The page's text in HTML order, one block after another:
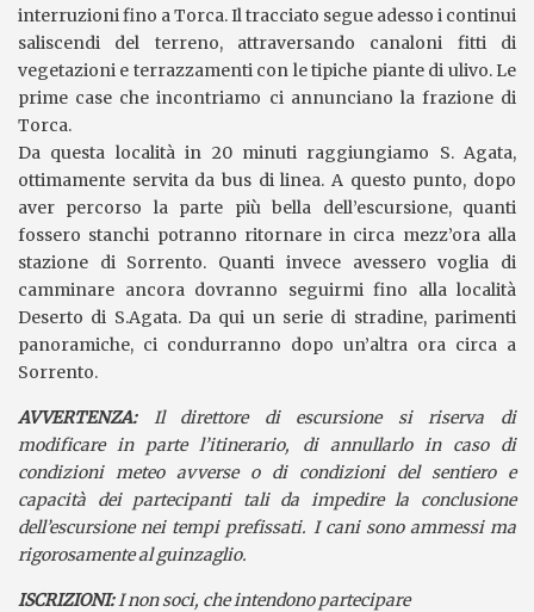
interruzioni fino a Torca. Il tracciato segue adesso i continui
saliscendi del terreno, attraversando canaloni fitti di
vegetazioni e terrazzamenti con le tipiche piante di ulivo. Le
prime case che incontriamo ci annunciano la frazione di
Torca.
Da questa località in 20 minuti raggiungiamo S. Agata,
ottimamente servita da bus di linea. A questo punto, dopo
aver percorso la parte più bella dell’escursione, quanti
fossero stanchi potranno ritornare in circa mezz’ora alla
stazione di Sorrento. Quanti invece avessero voglia di
camminare ancora dovranno seguirmi fino alla località
Deserto di S.Agata. Da qui un serie di stradine, parimenti
panoramiche, ci condurranno dopo un’altra ora circa a
Sorrento.
AVVERTENZA:
Il direttore di escursione si riserva di
modificare in parte l’itinerario, di annullarlo in caso di
condizioni meteo avverse o di condizioni del sentiero e
capacità dei partecipanti tali da impedire la conclusione
dell’escursione nei tempi prefissati. I cani sono ammessi ma
rigorosamente al guinzaglio.
ISCRIZIONI:I non soci, che intendono partecipare